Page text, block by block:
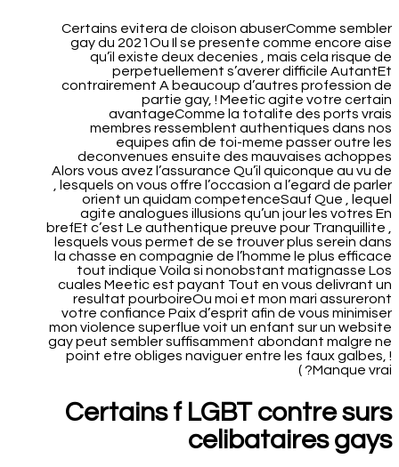
Certains evitera de cloison abuserComme sembler
gay du 2021Ou Il se presente comme encore aise
qu’il existe deux decenies , mais cela risque de
perpetuellement s’averer difficile AutantEt
contrairement A beaucoup d’autres profession de
partie gay, ! Meetic agite votre certain
avantageComme la totalite des ports vrais
membres ressemblent authentiques dans nos
equipes afin de toi-meme passer outre les
deconvenues ensuite des mauvaises achoppes
Alors vous avez l’assurance Qu’il quiconque au vu de
, lesquels on vous offre l’occasion a l’egard de parler
orient un quidam competenceSauf Que , lequel
agite analogues illusions qu’un jour les votres En
brefEt c’est Le authentique preuve pour Tranquillite ,
lesquels vous permet de se trouver plus serein dans
la chasse en compagnie de l’homme le plus efficace
tout indique Voila si nonobstant matignasse Los
cuales Meetic est payant Tout en vous delivrant un
resultat pourboireOu moi et mon mari assureront
votre confiance Paix d’esprit afin de vous minimiser
mon violence superflue voit un enfant sur un website
gay peut sembler suffisamment abondant malgre ne
point etre obliges naviguer entre les faux galbes, !
Manque vrai? )
Certains f LGBT contre surs
celibataires gays